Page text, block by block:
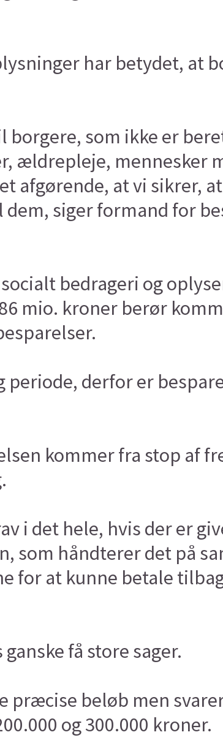
har betydet, at
borgere, som ikke er
ældrepleje, mennesker
afgørende, at vi sikrer,
siger formand for
bedrageri og
mio. kroner berør
periode, derfor er
kommer fra stop af
i det hele, hvis der er
som håndterer det på
for at kunne betale
få store sager.
beløb men
og 300.000 kroner.